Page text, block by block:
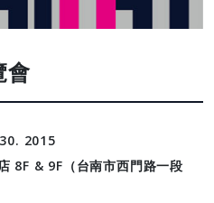
會
2015
8F & 9F（台南市西門路一段